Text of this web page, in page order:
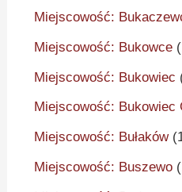
Miejscowość:
Miejscowość: Bukowce
Miejscowość: Bukowiec
Miejscowość: Bukowiec
Miejscowość: Bułaków
Miejscowość: Buszewo